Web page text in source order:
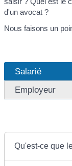
d'un avocat ?
Nous faisons un
Salarié
Employeur
Qu'est-ce que